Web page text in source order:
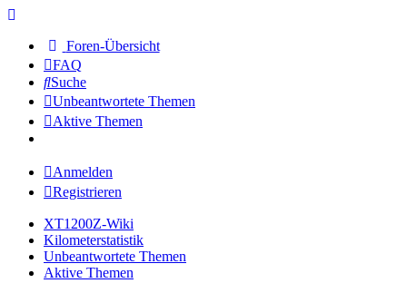
Foren-Übersicht
FAQ
Suche
Unbeantwortete Themen
Aktive Themen
Anmelden
Registrieren
XT1200Z-Wiki
Kilometerstatistik
Unbeantwortete Themen
Aktive Themen